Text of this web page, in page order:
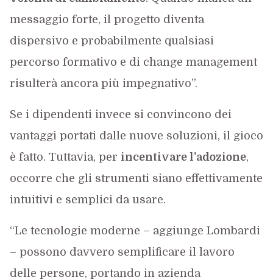
messaggio forte, il progetto diventa
dispersivo e probabilmente qualsiasi
percorso formativo e di change management
risulterà ancora più impegnativo”.
Se i dipendenti invece si convincono dei
vantaggi portati dalle nuove soluzioni, il gioco
è fatto. Tuttavia, per incentivare l’adozione,
occorre che gli strumenti siano effettivamente
intuitivi e semplici da usare.
“Le tecnologie moderne – aggiunge Lombardi
– possono davvero semplificare il lavoro
delle persone, portando in azienda